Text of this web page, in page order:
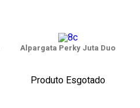
Alpargata Perky Juta Duo
Produto Esgotado